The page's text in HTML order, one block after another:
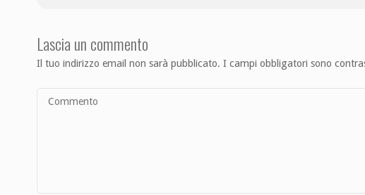
Lascia un commento
Il tuo indirizzo email non sarà pubblicato. I campi obbligatori sono